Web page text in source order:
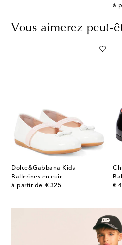
à
Vous aimerez peut-
Dolce&Gabbana Kids
Ballerines en cuir
à partir de € 325
original price
€